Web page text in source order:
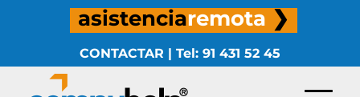
asistenciaremota ❯
CONTACTAR | Tel: 91 431 52 45